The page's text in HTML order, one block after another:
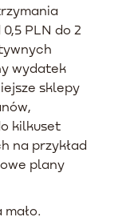
PLN do 2
wydatek
sklepy
kilkuset
na przykład
plany